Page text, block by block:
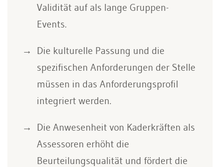
Validität auf als lange Gruppen-
Events.
Die kulturelle Passung und die
spezifischen Anforderungen der Stelle
müssen in das Anforderungsprofil
integriert werden.
Die Anwesenheit von Kaderkräften als
Assessoren erhöht die
Beurteilungsqualität und fördert die